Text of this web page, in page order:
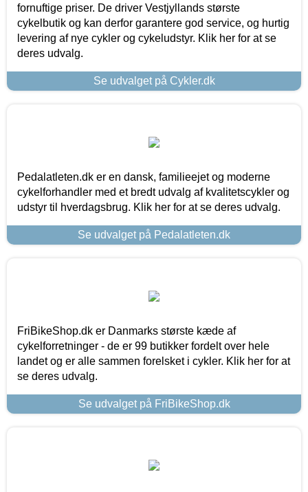
fornuftige priser. De driver Vestjyllands største
cykelbutik og kan derfor garantere god service, og hurtig
levering af nye cykler og cykeludstyr. Klik her for at se
deres udvalg.
Se udvalget på Cykler.dk
Pedalatleten.dk er en dansk, familieejet og moderne
cykelforhandler med et bredt udvalg af kvalitetscykler og
udstyr til hverdagsbrug. Klik her for at se deres udvalg.
Se udvalget på Pedalatleten.dk
FriBikeShop.dk er Danmarks største kæde af
cykelforretninger - de er 99 butikker fordelt over hele
landet og er alle sammen forelsket i cykler. Klik her for at
se deres udvalg.
Se udvalget på FriBikeShop.dk